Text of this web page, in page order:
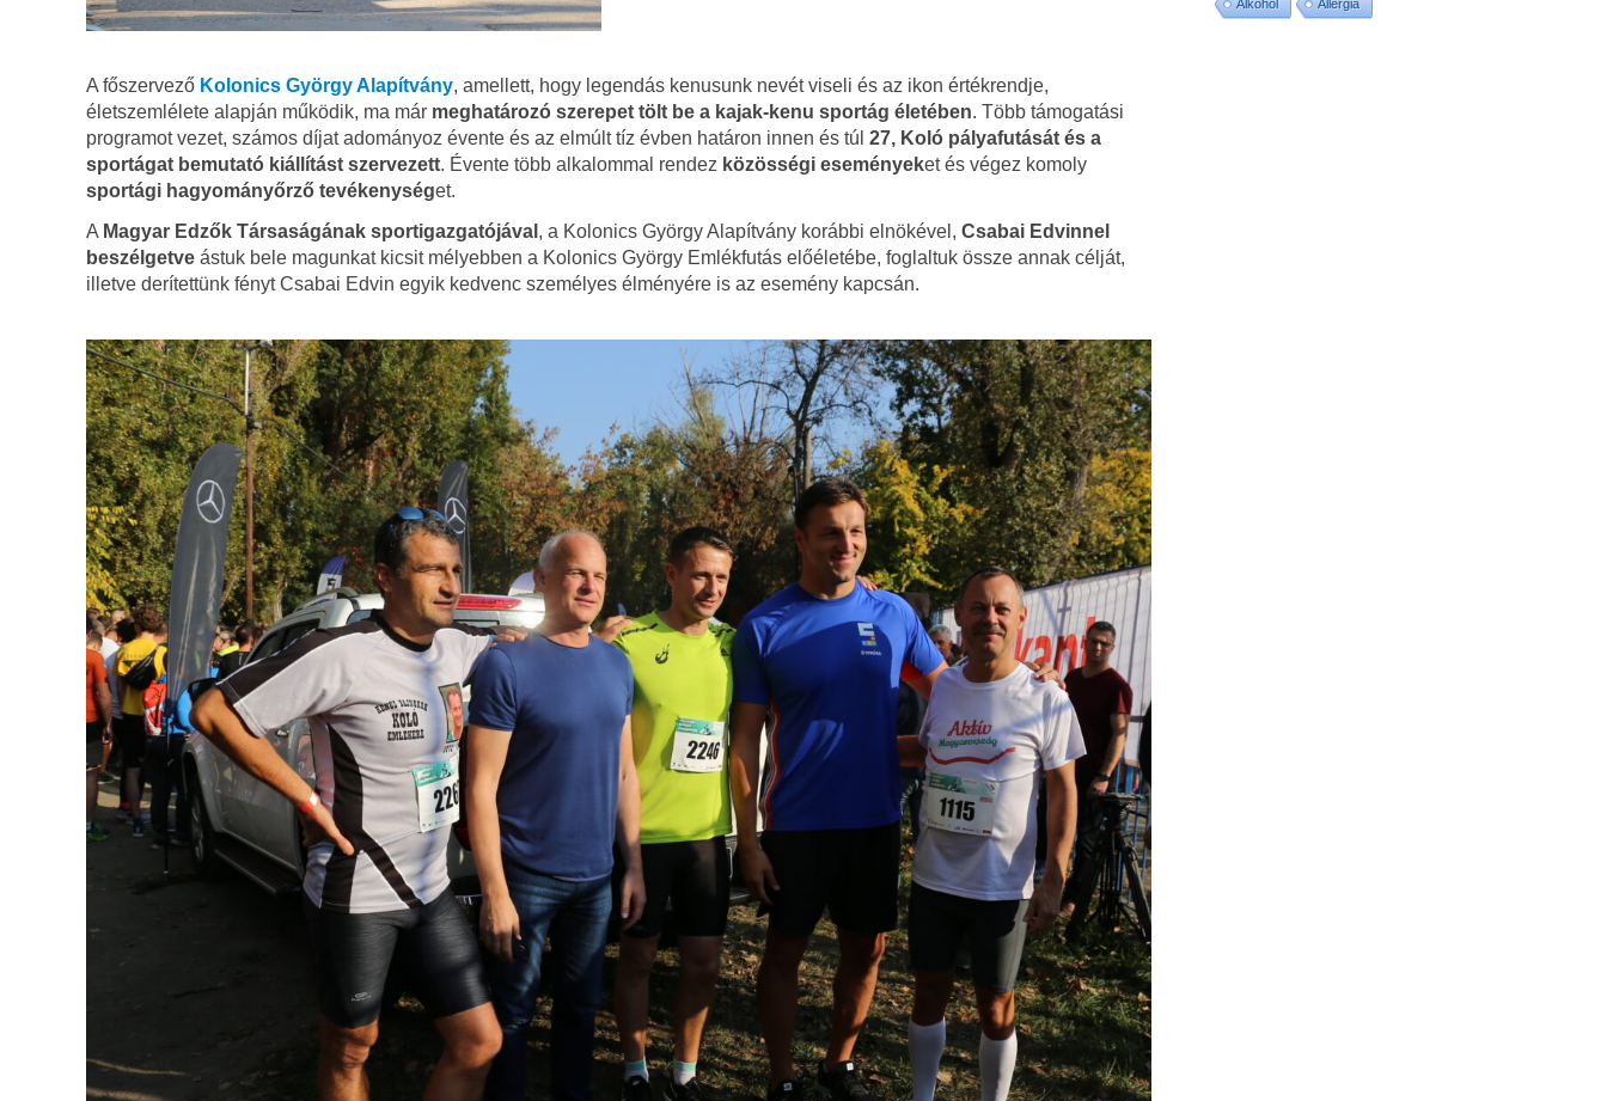
A főszervező Kolonics György Alapítvány, amellett, hogy legendás kenusunk nevét viseli és az ikon értékrendje,
életszemlélete alapján működik, ma már meghatározó szerepet tölt be a kajak-kenu sportág életében. Több támogatási
programot vezet, számos díjat adományoz évente és az elmúlt tíz évben határon innen és túl 27, Koló pályafutását és a
sportágat bemutató kiállítást szervezett. Évente több alkalommal rendez közösségi eseményeket és végez komoly
sportági hagyományőrző tevékenységet.
A Magyar Edzők Társaságának sportigazgatójával , a Kolonics György Alapítvány korábbi elnökével, Csabai Edvinnel
beszélgetve ástuk bele magunkat kicsit mélyebben a Kolonics György Emlékfutás előéletébe, foglaltuk össze annak célját,
illetve derítettünk fényt Csabai Edvin egyik kedvenc személyes élményére is az esemény kapcsán.
Alkohol Allergia